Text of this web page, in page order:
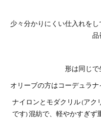
少々分かりにくい仕入れを
品
形は同じで
オリーブの方はコーデュラナ
ナイロンとモダクリル (アク
です) 混紡で、軽やかすぎ